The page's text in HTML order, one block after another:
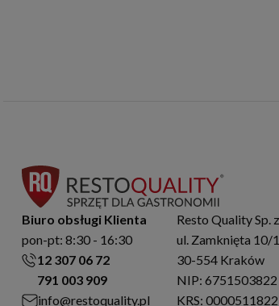
Biuro obsługi Klienta
pon-pt: 8:30 - 16:30
12 307 06 72
791 003 909
info@restoquality.pl
Resto Quality Sp.
ul. Zamknięta 10/
30-554 Kraków
NIP: 6751503822
KRS: 0000511822